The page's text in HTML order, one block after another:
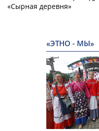
«Сырная деревня»
«ЭТНО - МЫ»